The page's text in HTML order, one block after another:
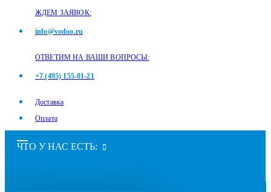
ЖДЕМ ЗАЯВОК:
info@vodoo.ru
ОТВЕТИМ НА ВАШИ ВОПРОСЫ:
+7 (495) 155-01-21
Доставка
Оплата
ЧТО У НАС ЕСТЬ: